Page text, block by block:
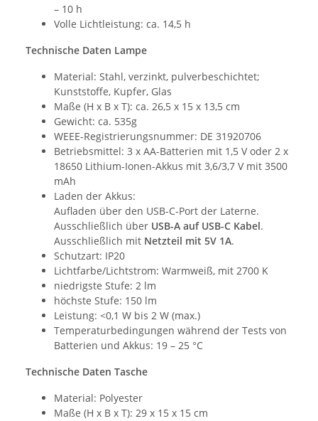
– 10 h
Volle Lichtleistung: ca. 14,5 h
Technische Daten Lampe
Material: Stahl, verzinkt, pulverbeschichtet;
Kunststoffe, Kupfer, Glas
Maße (H x B x T): ca. 26,5 x 15 x 13,5 cm
Gewicht: ca. 535g
WEEE-Registrierungsnummer: DE 31920706
Betriebsmittel: 3 x AA-Batterien mit 1,5 V oder 2 x
18650 Lithium-Ionen-Akkus mit 3,6/3,7 V mit 3500
mAh
Laden der Akkus:
Aufladen über den USB-C-Port der Laterne.
Ausschließlich über USB-A auf USB-C Kabel.
Ausschließlich mit Netzteil mit 5V 1A.
Schutzart: IP20
Lichtfarbe/Lichtstrom: Warmweiß, mit 2700 K
niedrigste Stufe: 2 lm
höchste Stufe: 150 lm
Leistung: <0,1 W bis 2 W (max.)
Temperaturbedingungen während der Tests von
Batterien und Akkus: 19 – 25 °C
Technische Daten Tasche
Material: Polyester
Maße (H x B x T): 29 x 15 x 15 cm